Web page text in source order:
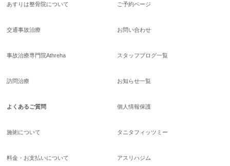
あすりは整骨院について
交通事故治療
事故治療専門院Athreha
訪問治療
よくあるご質問
施術について
料金・お支払いについて
ご予約ページ
お問い合わせ
スタッフブログ一覧
お知らせ一覧
個人情報保護
タニタフィッツミー
アスリハジム